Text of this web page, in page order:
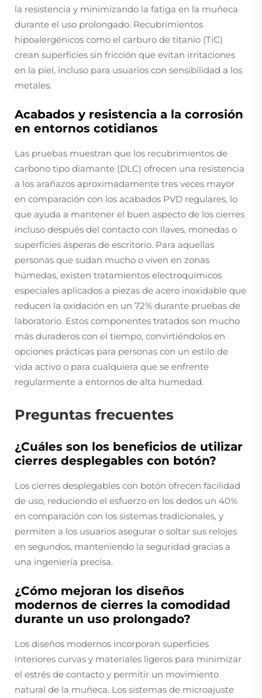
la resistencia y minimizando la fatiga en la muñeca
durante el uso prolongado. Recubrimientos
hipoalergénicos como el carburo de titanio (TiC)
crean superficies sin fricción que evitan irritaciones
en la piel, incluso para usuarios con sensibilidad a los
metales.
Acabados y resistencia a la corrosión
en entornos cotidianos
Las pruebas muestran que los recubrimientos de
carbono tipo diamante (DLC) ofrecen una resistencia
a los arañazos aproximadamente tres veces mayor
en comparación con los acabados PVD regulares, lo
que ayuda a mantener el buen aspecto de los cierres
incluso después del contacto con llaves, monedas o
superficies ásperas de escritorio. Para aquellas
personas que sudan mucho o viven en zonas
húmedas, existen tratamientos electroquímicos
especiales aplicados a piezas de acero inoxidable que
reducen la oxidación en un 72% durante pruebas de
laboratorio. Estos componentes tratados son mucho
más duraderos con el tiempo, convirtiéndolos en
opciones prácticas para personas con un estilo de
vida activo o para cualquiera que se enfrente
regularmente a entornos de alta humedad.
Preguntas frecuentes
¿Cuáles son los beneficios de utilizar
cierres desplegables con botón?
Los cierres desplegables con botón ofrecen facilidad
de uso, reduciendo el esfuerzo en los dedos un 40%
en comparación con los sistemas tradicionales, y
permiten a los usuarios asegurar o soltar sus relojes
en segundos, manteniendo la seguridad gracias a
una ingeniería precisa.
¿Cómo mejoran los diseños
modernos de cierres la comodidad
durante un uso prolongado?
Los diseños modernos incorporan superficies
interiores curvas y materiales ligeros para minimizar
el estrés de contacto y permitir un movimiento
natural de la muñeca. Los sistemas de microajuste